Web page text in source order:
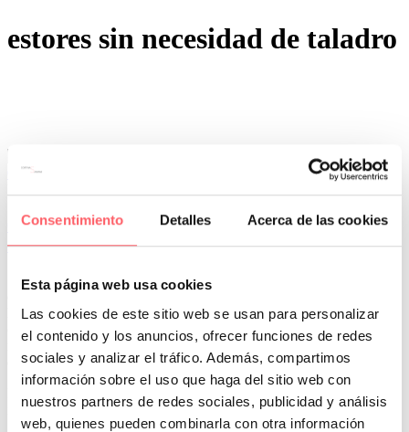
Consentimiento Detalles Acerca de las cookies
Esta página web usa cookies
Las cookies de este sitio web se usan para personalizar
el contenido y los anuncios, ofrecer funciones de redes
sociales y analizar el tráfico. Además, compartimos
información sobre el uso que haga del sitio web con
nuestros partners de redes sociales, publicidad y análisis
web, quienes pueden combinarla con otra información
estores sin necesidad de taladro
0
09 Jul:Estor y cortina para instalar en el aluminio
de la ventana en Madrid
Si tenemos una ventana encajonada en un hueco o con muy poco
espacio arriba para recoger, no son adecuadas las soluciones
habituales. Es un problema que complica la elección del estor o
cortina. Te explicamos todas las soluciones posibles que hay en el
mercado con sus ventajas e inconvenientes. Así podrás decidir cuál
es el mejor sistema que se adecua a tus ventanas.
Hay que diferenciar dos grupos importantes. Los sistemas que
necesitan agujeros en el aluminio y los que no son necesarios.